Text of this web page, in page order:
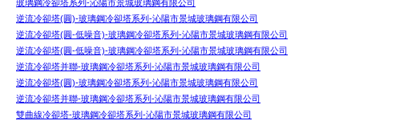
玻璃鋼冷卻塔系列-沁陽市景城玻璃鋼有限公司
逆流冷卻塔(圓)-玻璃鋼冷卻塔系列-沁陽市景城玻璃鋼有限公司
逆流冷卻塔(圓-低噪音)-玻璃鋼冷卻塔系列-沁陽市景城玻璃鋼有限公司
逆流冷卻塔(圓-低噪音)-玻璃鋼冷卻塔系列-沁陽市景城玻璃鋼有限公司
逆流冷卻塔并聯-玻璃鋼冷卻塔系列-沁陽市景城玻璃鋼有限公司
逆流冷卻塔(圓)-玻璃鋼冷卻塔系列-沁陽市景城玻璃鋼有限公司
逆流冷卻塔并聯-玻璃鋼冷卻塔系列-沁陽市景城玻璃鋼有限公司
雙曲線冷卻塔-玻璃鋼冷卻塔系列-沁陽市景城玻璃鋼有限公司